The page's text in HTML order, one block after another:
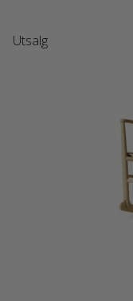
Utsalg